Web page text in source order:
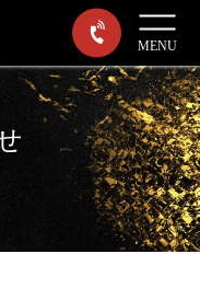
MENU